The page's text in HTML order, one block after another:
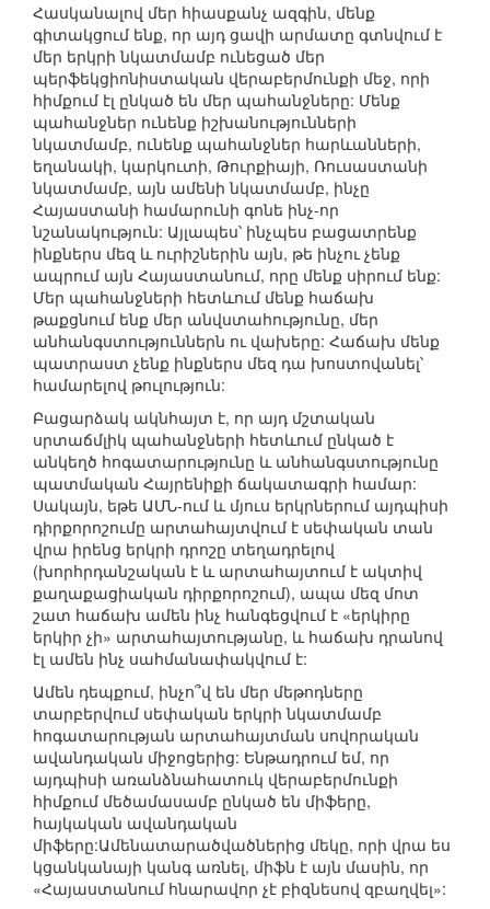
Հասկանալով մեր հիասքանչ ազգին, մենք
գիտակցում ենք, որ այդ ցավի արմատը գտնվում է
մեր երկրի նկատմամբ ունեցած մեր
պերֆեկցիոնիստական վերաբերմունքի մեջ, որի
հիմքում էլ ընկած են մեր պահանջները: Մենք
պահանջներ ունենք իշխանությունների
նկատմամբ, ունենք պահանջներ հարևանների,
եղանակի, կարկուտի, Թուրքիայի, Ռուսաստանի
նկատմամբ, այն ամենի նկատմամբ, ինչը
Հայաստանի համարունի գոնե ինչ-որ
նշանակություն: Այլապես՝ ինչպես բացատրենք
ինքներս մեզ և ուրիշներին այն, թե ինչու չենք
ապրում այն Հայաստանում, որը մենք սիրում ենք:
Մեր պահանջների հետևում մենք հաճախ
թաքցնում ենք մեր անվստահությունը, մեր
անհանգստություններն ու վախերը: Հաճախ մենք
պատրաստ չենք ինքներս մեզ դա խոստովանել՝
համարելով թուլություն:
Բացարձակ ակնհայտ է, որ այդ մշտական
սրտաճմլիկ պահանջների հետևում ընկած է
անկեղծ հոգատարությունը և անհանգստությունը
պատմական Հայրենիքի ճակատագրի համար:
Սակայն, եթե ԱՄՆ-ում և մյուս երկրներում այդպիսի
դիրքորոշումը արտահայտվում է սեփական տան
վրա իրենց երկրի դրոշը տեղադրելով
(խորհրդանշական է և արտահայտում է ակտիվ
քաղաքացիական դիրքորոշում), ապա մեզ մոտ
շատ հաճախ ամեն ինչ հանգեցվում է «երկիրը
երկիր չի» արտահայտությանը, և հաճախ դրանով
էլ ամեն ինչ սահմանափակվում է:
Ամեն դեպքում, ինչո՞վ են մեր մեթոդները
տարբերվում սեփական երկրի նկատմամբ
հոգատարության արտահայտման սովորական
ավանդական միջոցերից: Ենթադրում եմ, որ
այդպիսի առանձնահատուկ վերաբերմունքի
հիմքում մեծամասամբ ընկած են միֆերը,
հայկական ավանդական
միֆերը:Ամենատարածվածներից մեկը, որի վրա ես
կցանկանայի կանգ առնել, միֆն է այն մասին, որ
«Հայաստանում հնարավոր չէ բիզնեսով զբաղվել»: